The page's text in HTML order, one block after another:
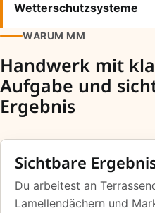
Wetterschutzsysteme
WARUM MM
Handwerk mit
Aufgabe und
Ergebnis
Sichtbare
Du arbeitest an
Lamellendächern und